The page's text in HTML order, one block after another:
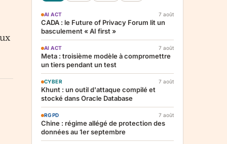
AI ACT 7 août
CADA : le Future of Privacy Forum lit un
basculement « AI first »
AI ACT 7 août
Meta : troisième modèle à compromettre
un tiers pendant un test
CYBER 7 août
Khunt : un outil d'attaque compilé et
stocké dans Oracle Database
RGPD 7 août
Chine : régime allégé de protection des
données au 1er septembre